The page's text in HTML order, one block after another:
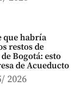
habría
restos de
Bogotá: esto
de Acueducto
2026